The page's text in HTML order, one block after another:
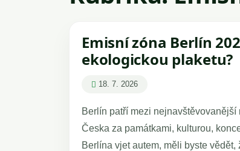
Emisní zóna Berlín
ekologickou plaketu?
18. 7. 2026
Berlín patří mezi
Česka za památkami, kulturou,
Berlína vjet autem, měli byste